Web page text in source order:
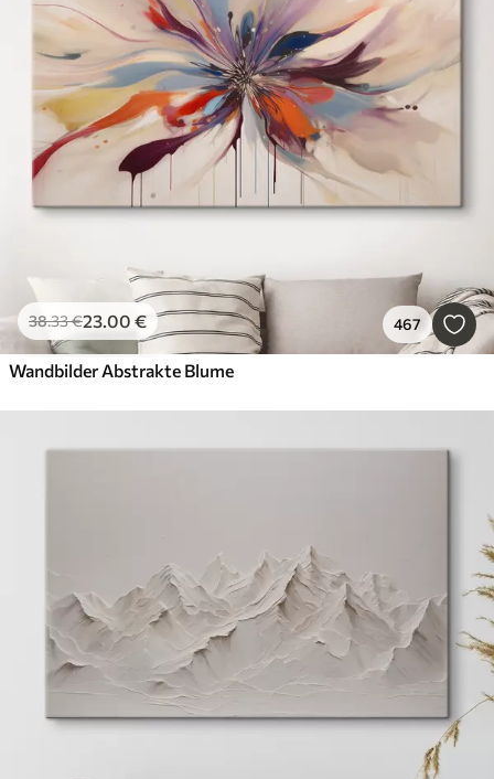
Alle Filter löschen
38.33€23.00 € 467
Wandbilder Abstrakte Blume